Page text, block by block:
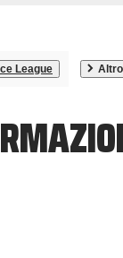
League Altro